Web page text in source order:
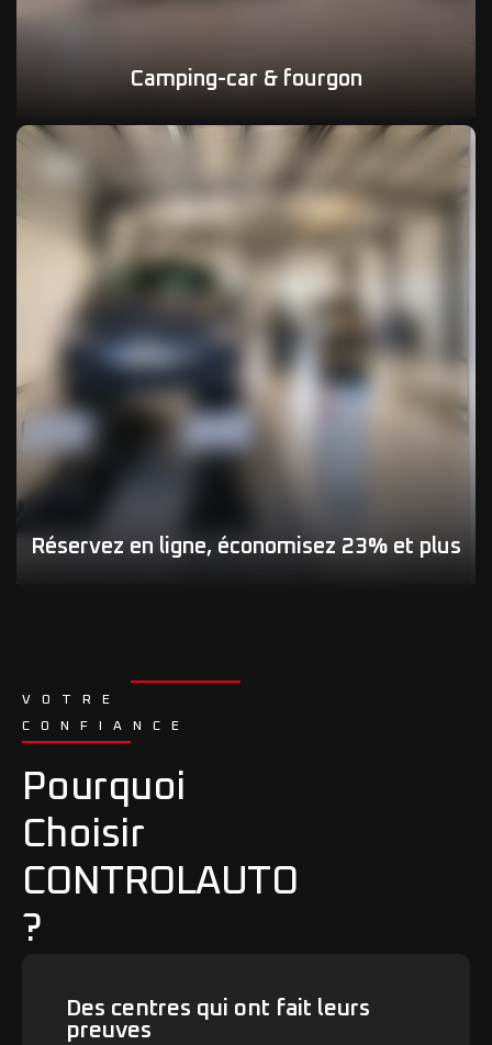
Camping-car & fourgon
Réservez en ligne, économisez 23% et plus
VOTRE
CONFIANCE
Pourquoi
Choisir
CONTROLAUTO
?
Des centres qui ont fait leurs
preuves